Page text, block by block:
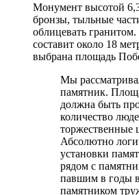
Монумент высотой
бронзы, тыльные
облицевать
составит около 18
выбрана площадь
Мы
памятник.
должна быть
количество
торжественные
Абсолютно
установки
рядом с
павшим в годы
памятником